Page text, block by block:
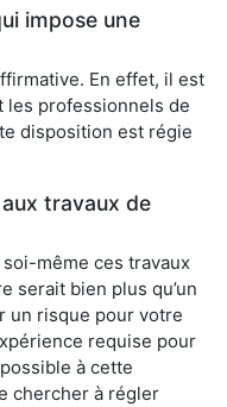
impose une
En effet, il est
professionnels de
disposition est régie
travaux de
même ces travaux
serait bien plus qu’un
un risque pour votre
requise pour
à cette
chercher à régler